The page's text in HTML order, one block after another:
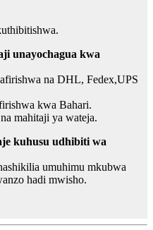
unayochagua kwa
na DHL, Fedex,UPS
kwa Bahari.
mahitaji ya wateja.
kuhusu udhibiti wa
umuhimu mkubwa
hadi mwisho.